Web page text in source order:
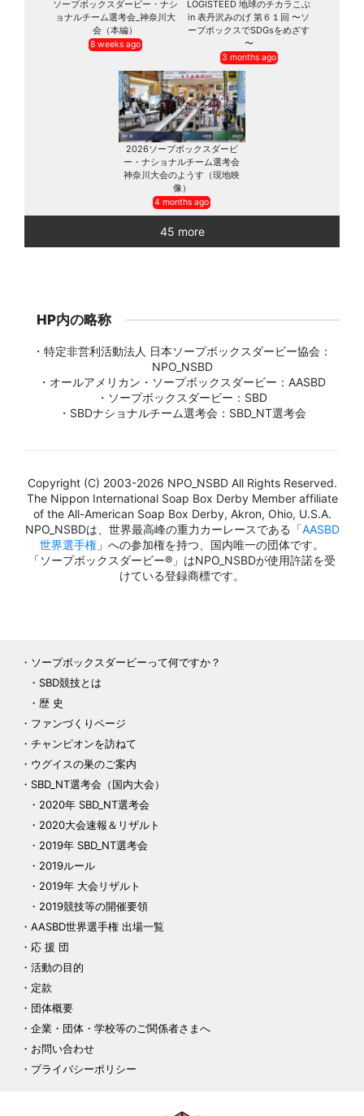
ソープボックスダービー・ナシ
ョナルチーム選考会_神奈川大
会（本編）
8 weeks ago
LOGISTEED 地球のチカラこぶ
in 表丹沢みのげ 第６１回 〜ソ
ープボックスでSDGsをめざす
〜
3 months ago
2026ソープボックスダービ
ー・ナショナルチーム選考会
神奈川大会のようす（現地映
像）
4 months ago
45 more
HP内の略称
・特定非営利活動法人 日本ソープボックスダービー協会：
NPO_NSBD
・オールアメリカン・ソープボックスダービー：AASBD
・ソープボックスダービー：SBD
・SBDナショナルチーム選考会：SBD_NT選考会
Copyright (C) 2003-2026 NPO_NSBD All Rights Reserved.
The Nippon International Soap Box Derby Member affiliate
of the All-American Soap Box Derby, Akron, Ohio, U.S.A.
NPO_NSBDは、世界最高峰の重力カーレースである「AASBD
世界選手権 」への参加権を持つ、国内唯一の団体です。
「ソープボックスダービー®」はNPO_NSBDが使用許諾を受
けている登録商標です。
ソープボックスダービーって何ですか？
SBD競技とは
歴 史
ファンづくりページ
チャンピオンを訪ねて
ウグイスの巣のご案内
SBD_NT選考会（国内大会）
2020年 SBD_NT選考会
2020大会速報＆リザルト
2019年 SBD_NT選考会
2019ルール
2019年 大会リザルト
2019競技等の開催要領
AASBD世界選手権 出場一覧
応 援 団
活動の目的
定款
団体概要
企業・団体・学校等のご関係者さまへ
お問い合わせ
プライバシーポリシー